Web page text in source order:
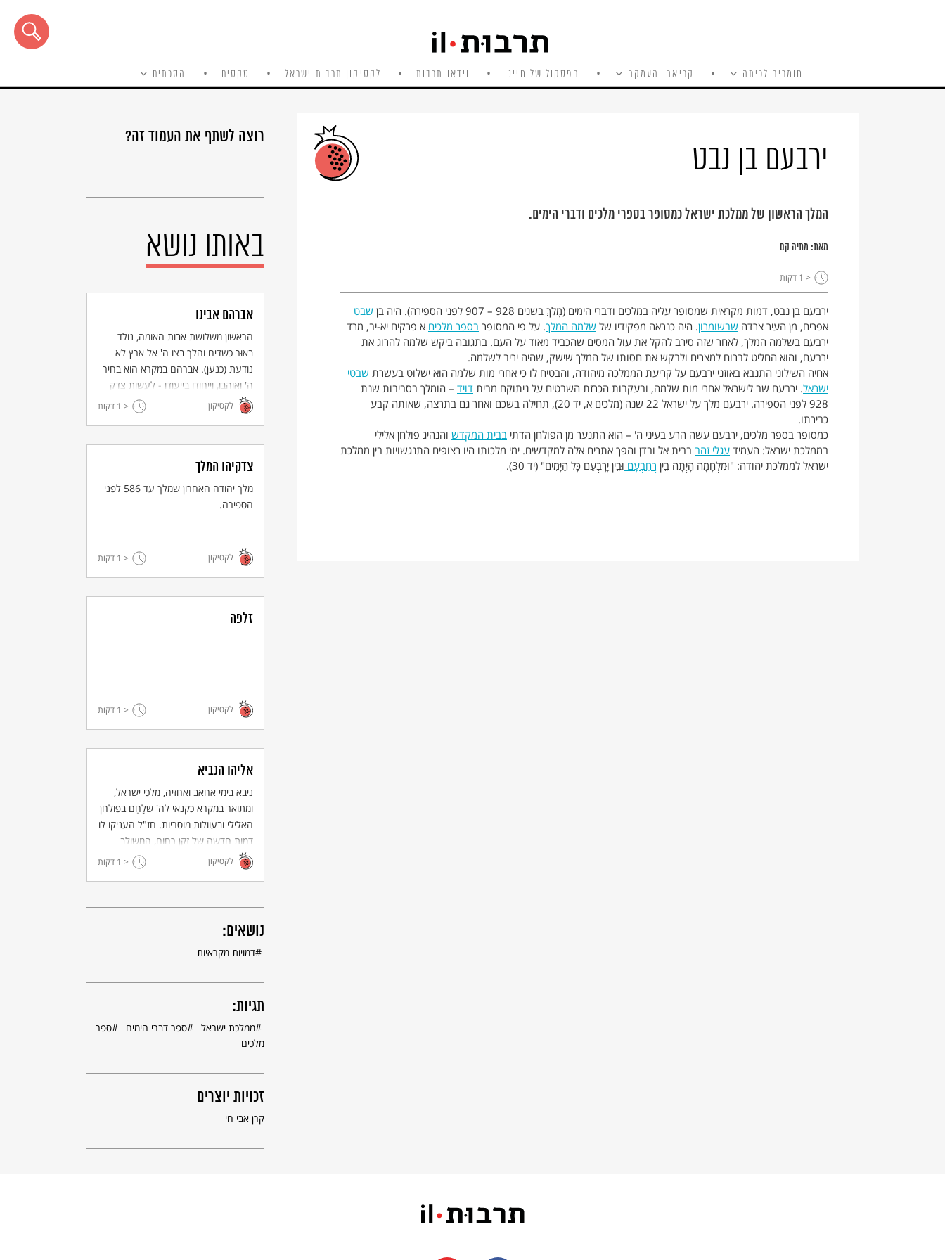
חומרים לכיתה קריאה והעמקה הפסקול של חיינו וידאו תרבות לקסיקון תרבות ישראל טקסים הסכתים
ירבעם בן נבט
המלך הראשון של ממלכת ישראל כמסופר בספרי מלכים ודברי הימים.
מאת: מתיה קם
< 1 דקות
ירבעם בן נבט, דמות מקראית שמסופר עליה במלכים ודברי הימים (מָלַךְ בשנים 928 – 907 לפני הספירה). היה בן
שבט
אפרים, מן העיר צרדה שבשומרון. היה כנראה מפקידיו של שלמה המלך. על פי המסופר בספר מלכים א פרקים יא-יב, מרד
ירבעם בשלמה המלך, לאחר שזה סירב להקל את עול המסים שהכביד מאוד על העם. בתגובה ביקש שלמה להרוג את
ירבעם, והוא החליט לברוח למצרים ולבקש את חסותו של המלך שישק, שהיה יריב לשלמה.
אחיה השילוני התנבא באוזני ירבעם על קריעת הממלכה מיהודה, והבטיח לו כי אחרי מות שלמה הוא ישלוט בעשרת שבטי
ישראל. ירבעם שב לישראל אחרי מות שלמה, ובעקבות הכרזת השבטים על ניתוקם מבית דויד – הומלך בסביבות שנת
928 לפני הספירה. ירבעם מלך על ישראל 22 שנה (מלכים א, יד 20), תחילה בשכם ואחר גם בתרצה, שאותה קבע
כבירתו.
כמסופר בספר מלכים, ירבעם עשה הרע בעיני ה' – הוא התנער מן הפולחן הדתי בבית המקדש והנהיג פולחן אלילי
בממלכת ישראל: העמיד עגלי זהב בבית אל ובדן והפך אתרים אלה למקדשים. ימי מלכותו היו רצופים התנגשויות בין ממלכת
ישראל לממלכת יהודה: "וּמִלְחָמָה הָיְתָה בֵין רְחַבְעָם וּבֵין יָרָבְעָם כָּל הַיָּמִים" (יד 30).
רוצה לשתף את העמוד זה?
באותו נושא
אברהם אבינו
הראשון משלושת אבות האומה, נולד
באוּר כשדים והלך בצו ה' אל ארץ לא
נודעת (כנען). אברהם במקרא הוא בחיר
ה' ואוהבו, וייחודו בייעודו - לעשות צדק
ומשפט. במקורות חז"ל עוצבה דמותו
כאבי המאמינים באל אחד.
לקסיקון < 1 דקות
צדקיהו המלך
מלך יהודה האחרון שמלך עד 586 לפני
הספירה.
לקסיקון < 1 דקות
זלפה
לקסיקון < 1 דקות
אליהו הנביא
ניבא בימי אחאב ואחזיה, מלכי ישראל,
ומתואר במקרא כקנאי לה' שלָחַם בפולחן
האלילי ובעוולות מוסריות. חז"ל העניקו לו
דמות חדשה של זקן רחום, המשולב
בטקסים המסורתיים - ברית מילה, ליל
הסדר ועוד.
לקסיקון < 1 דקות
נושאים:
דמויות מקראיות
תגיות:
ממלכת ישראל ספר דברי הימים
ספר
מלכים
זכויות יוצרים
קרן אבי חי